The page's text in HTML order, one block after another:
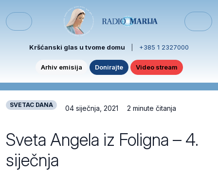
Menu
Kršćanski glas u tvome domu +385 1 2327000
Arhiv emisija Donirajte Video stream
SVETAC DANA 04 siječnja, 2021 2 minute čitanja
Sveta Angela iz Foligna – 4.
siječnja